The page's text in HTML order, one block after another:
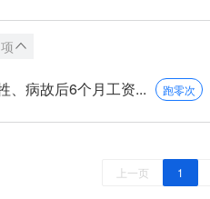
、病故后6个月工资... 跑零次
上一页 1